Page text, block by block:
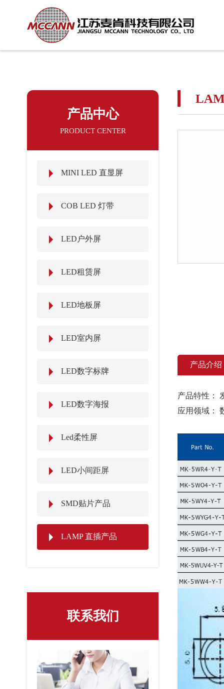
产品中心
PRODUCT CENTER
MINI LED 直显屏
COB LED 灯带
LED户外屏
LED租赁屏
LED地板屏
LED室内屏
LED数字标牌
LED数字海报
Led柔性屏
LED小间距屏
SMD贴片产品
LAMP 直插产品
联系我们
产品介绍
产品特性：
应用领域：